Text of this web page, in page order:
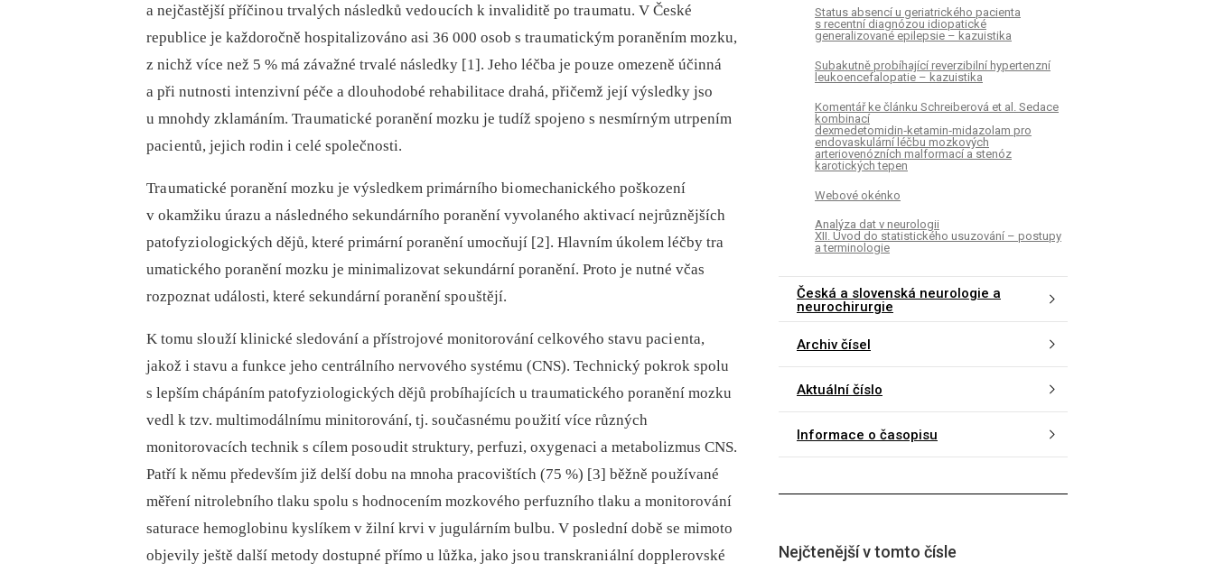
a nejčastější příčino u trvalých následků vedo ucích k invaliditě po tra umatu. V České
republice je každoročně hospitalizováno asi 36 000 osob s tra umatickým poraněním mozku,
z nichž více než 5 % má závažné trvalé následky [1]. Jeho léčba je po uze omezeně účinná
a při nutnosti intenzivní péče a dlo uhodobé rehabilitace drahá, přičemž její výsledky jso
u mnohdy zklamáním. Tra umatické poranění mozku je tudíž spojeno s nesmírným utrpením
paci entů, jejich rodin i celé společnosti.
Tra umatické poranění mozku je výsledkem primárního bi omechanického poškození
v okamžiku úrazu a následného sekundárního poranění vyvolaného aktivací nejrůznějších
patofyzi ologických dějů, které primární poranění umocňují [2]. Hlavním úkolem léčby tra
umatického poranění mozku je minimalizovat sekundární poranění. Proto je nutné včas
rozpoznat události, které sekundární poranění spo uštějí.
K tomu slo uží klinické sledování a přístrojové monitorování celkového stavu paci enta,
jakož i stavu a funkce jeho centrálního nervového systému (CNS). Technický pokrok spolu
s lepším chápáním patofyzi ologických dějů probíhajících u tra umatického poranění mozku
vedl k tzv. multimodálnímu minitorování, tj. so učasnému po užití více různých
monitorovacích technik s cílem poso udit struktury, perfuzi, oxygenaci a metabolizmus CNS.
Patří k němu především již delší dobu na mnoha pracovištích (75 %) [3] běžně po užívané
měření nitrolebního tlaku spolu s hodnocením mozkového perfuzního tlaku a monitorování
saturace hemoglobinu kyslíkem v žilní krvi v jugulárním bulbu. V poslední době se mimoto
objevily ještě další metody dostupné přímo u lůžka, jako jso u transkrani ální dopplerovské
Status absencí u geriatrického pacienta
s recentní diagnózou idiopatické
generalizované epilepsie – kazuistika
Subakutně probíhající reverzibilní hypertenzní
leukoencefalopatie – kazuistika
Komentář ke článku Schreiberová et al. Sedace
kombinací
dexmedetomidin‑ketamin‑midazolam pro
endovaskulární léčbu mozkových
arteriovenózních malformací a stenóz
karotických tepen
Webové okénko
Analýza dat v neurologii
XII. Úvod do statistického usuzování – postupy
a terminologie
Česká a slovenská neurologie a
neurochirurgie
Archiv čísel
Aktuální číslo
Informace o časopisu
Nejčtenější v tomto čísle